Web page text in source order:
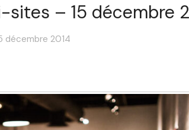
– 15 décembre
décembre 2014